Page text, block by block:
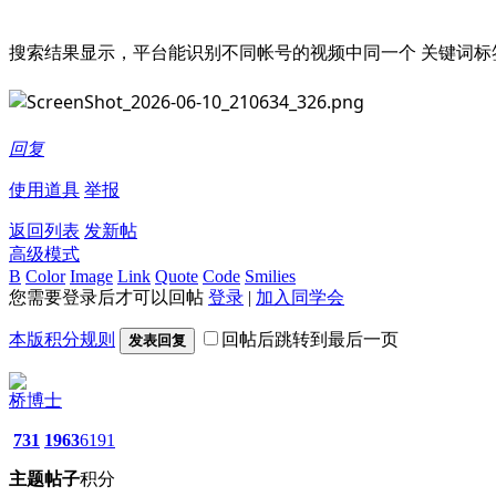
搜索结果显示，平台能识别不同帐号的视频中同一个 关键词标
回复
使用道具 举报
返回列表 发新帖
高级模式
B Color Image Link Quote Code Smilies
您需要登录后才可以回帖 登录 | 加入同学会
本版积分规则 发表回复 回帖后跳转到最后一页
桥博士
731
主题
1963
帖子
6191
积分